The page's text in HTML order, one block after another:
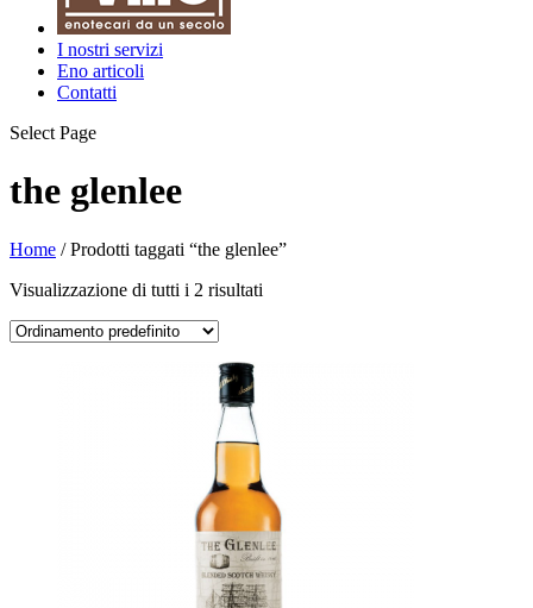
I nostri servizi
Eno articoli
Contatti
Select Page
the glenlee
Home / Prodotti taggati “the glenlee”
Visualizzazione di tutti i 2 risultati